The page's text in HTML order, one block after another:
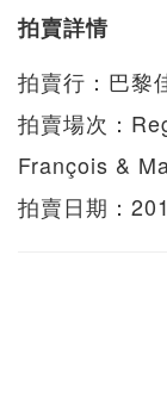
拍賣詳情
拍賣行：巴黎
拍賣場次：
François &
拍賣日期：